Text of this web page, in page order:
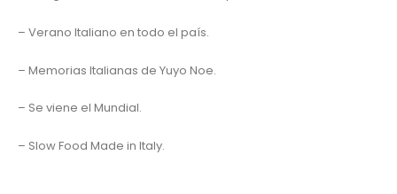
– Verano Italiano en todo el país.
– Memorias Italianas de Yuyo Noe.
– Se viene el Mundial.
– Slow Food Made in Italy.